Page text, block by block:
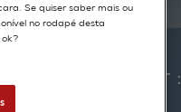
Procurar por :
Se quiser saber mais ou
no rodapé desta